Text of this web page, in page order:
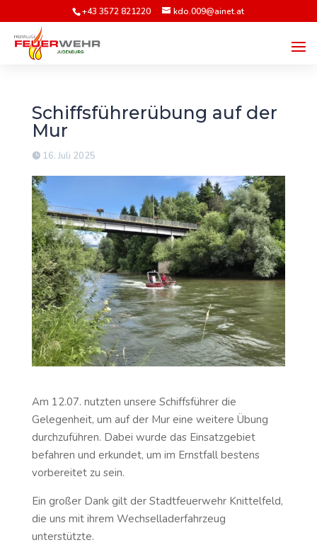
+43 3572 821220 kdo.009@ainet.at
Schiffsführerübung auf der
Mur
16. Juli 2025
Am 12.07. nutzten unsere Schiffsführer die
Gelegenheit, um auf der Mur eine weitere Übung
durchzuführen. Dabei wurde das Einsatzgebiet
befahren und erkundet, um im Ernstfall bestens
vorbereitet zu sein.
Ein großer Dank gilt der Stadtfeuerwehr Knittelfeld,
die uns mit ihrem Wechselladerfahrzeug
unterstützte.